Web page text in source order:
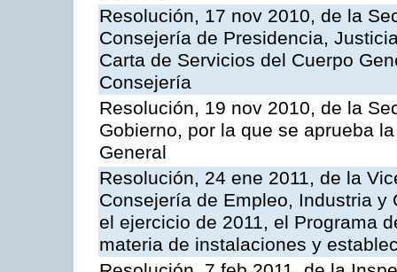
Resolución, 17 nov 2010, de la
Consejería de Presidencia,
Carta de Servicios del Cuerpo
Consejería
Resolución, 19 nov 2010, de la
Gobierno, por la que se aprueba
General
Resolución, 24 ene 2011, de la
Consejería de Empleo, Industria
el ejercicio de 2011, el Programa
materia de instalaciones y